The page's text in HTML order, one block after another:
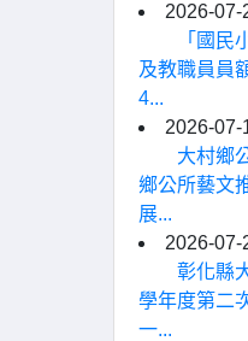
2026-07-
「國民
及教職員員
4...
2026-07-
大村鄉
鄉公所藝文
展...
2026-07-
彰化縣
學年度第二
一...